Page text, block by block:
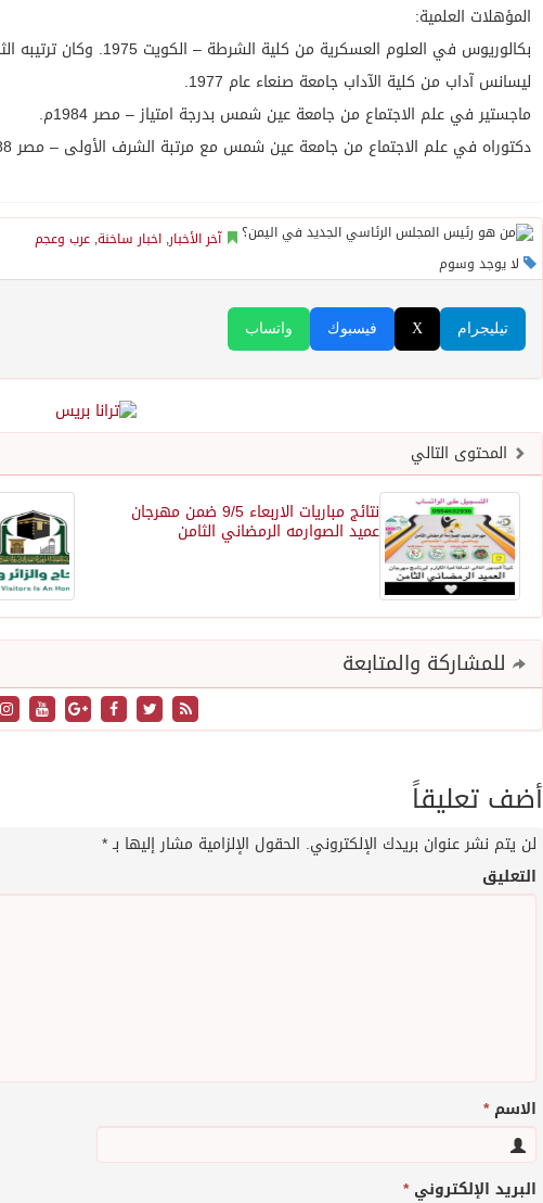
المؤهلات العلمية:
بكالوريوس في العلوم العسكرية من كلية الشرطة – الكويت 1975. وكان ترتيبه الثالث على الدفعة.
ليسانس آداب من كلية الآداب جامعة صنعاء عام 1977.
ماجستير في علم الاجتماع من جامعة عين شمس بدرجة امتياز – مصر 1984م.
دكتوراه في علم الاجتماع من جامعة عين شمس مع مرتبة الشرف الأولى – مصر 1988.
آخر الأخبار, اخبار ساخنة, عرب وعجم
لا يوجد وسوم
واتساب فيسبوك X تيليجرام
المحتوى التالي
نتائج مباريات الاربعاء 9/5 ضمن مهرجان
عميد الصوارمه الرمضاني الثامن
للمشاركة والمتابعة
أضف تعليقاً
لن يتم نشر عنوان بريدك الإلكتروني. الحقول الإلزامية مشار إليها بـ*
التعليق
الاسم*
البريد الإلكتروني*